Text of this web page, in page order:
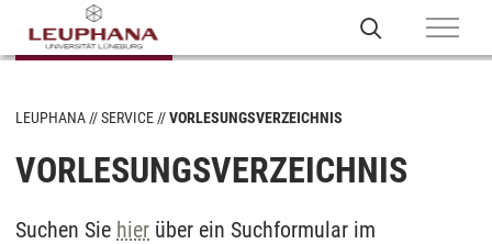
LEUPHANA SERVICE VORLESUNGSVERZEICHNIS
VORLESUNGSVERZEICHNIS
Suchen Sie hier über ein Suchformular im